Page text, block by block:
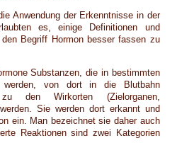
Anwendung der Erkenntnisse in der
es, einige Definitionen und
Begriff Hormon besser fassen zu
Substanzen, die in bestimmten
werden, von dort in die Blutbahn
den Wirkorten (Zielorganen,
Sie werden dort erkannt und
ein. Man bezeichnet sie daher auch
Reaktionen sind zwei Kategorien